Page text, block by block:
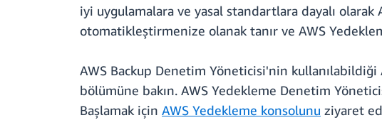
iyi uygulamalara ve yasal standartlara dayalı
otomatikleştirmenize olanak tanır ve AWS
AWS Backup Denetim Yöneticisi'nin
bölümüne bakın. AWS Yedekleme Denetim
Başlamak için AWS Yedekleme konsolunu ziyaret